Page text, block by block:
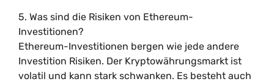
5. Was sind die Risiken von Ethereum-
Investitionen?
Ethereum-Investitionen bergen wie jede andere
Investition Risiken. Der Kryptowährungsmarkt ist
volatil und kann stark schwanken. Es besteht auch